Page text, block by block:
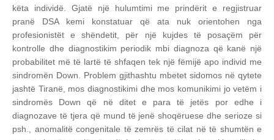
këta individë. Gjatë një hulumtimi me prindërit e regjistruar
pranë DSA kemi konstatuar që ata nuk orientohen nga
profesionistët e shëndetit, për një kujdes të posaçëm për
kontrolle dhe diagnostikim periodik mbi diagnoza që kanë një
probabilitet më të lartë të shfaqen tek një fëmijë apo individ me
sindromën Down. Problem gjithashtu mbetet sidomos në qytete
jashtë Tiranë, mos diagnostikimi dhe mos komunikimi jo vetëm i
sindromës Down që në ditet e para të jetës por edhe i
diagnozave të tjera që mund të jenë shoqëruese dhe serioze si
psh., anomalitë congenitale të zemrës të cilat në të shumtën e